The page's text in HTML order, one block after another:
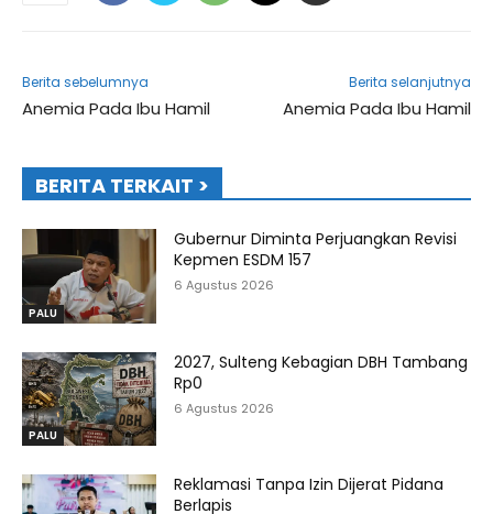
Berita sebelumnya
Anemia Pada Ibu Hamil
Berita selanjutnya
Anemia Pada Ibu Hamil
BERITA TERKAIT >
PALU
Gubernur Diminta Perjuangkan Revisi
Kepmen ESDM 157
6 Agustus 2026
PALU
2027, Sulteng Kebagian DBH Tambang
Rp0
6 Agustus 2026
Reklamasi Tanpa Izin Dijerat Pidana
Berlapis